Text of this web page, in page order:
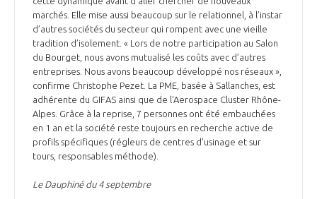
marchés. Elle mise aussi beaucoup sur le relationnel, à l’instar
d’autres sociétés du secteur qui rompent avec une vieille
tradition d’isolement. « Lors de notre participation au Salon
du Bourget, nous avons mutualisé les coûts avec d’autres
entreprises. Nous avons beaucoup développé nos réseaux »,
confirme Christophe Pezet. La PME, basée à Sallanches, est
adhérente du GIFAS ainsi que de l’Aerospace Cluster Rhône-
Alpes. Grâce à la reprise, 7 personnes ont été embauchées
en 1 an et la société reste toujours en recherche active de
profils spécifiques (régleurs de centres d’usinage et sur
tours, responsables méthode).
Le Dauphiné du 4 septembre